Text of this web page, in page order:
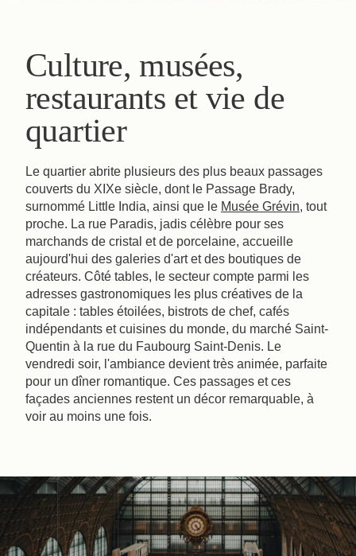
Culture, musées,
restaurants et vie de
quartier
Le quartier abrite plusieurs des plus beaux passages
couverts du XIXe siècle, dont le Passage Brady,
surnommé Little India, ainsi que le Musée Grévin, tout
proche. La rue Paradis, jadis célèbre pour ses
marchands de cristal et de porcelaine, accueille
aujourd'hui des galeries d'art et des boutiques de
créateurs. Côté tables, le secteur compte parmi les
adresses gastronomiques les plus créatives de la
capitale : tables étoilées, bistrots de chef, cafés
indépendants et cuisines du monde, du marché Saint-
Quentin à la rue du Faubourg Saint-Denis. Le
vendredi soir, l'ambiance devient très animée, parfaite
pour un dîner romantique. Ces passages et ces
façades anciennes restent un décor remarquable, à
voir au moins une fois.